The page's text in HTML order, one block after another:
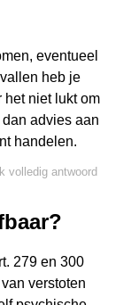
eventueel
heb je
het niet lukt om
advies aan
handelen.
volledig antwoord
279 en 300
verstoten